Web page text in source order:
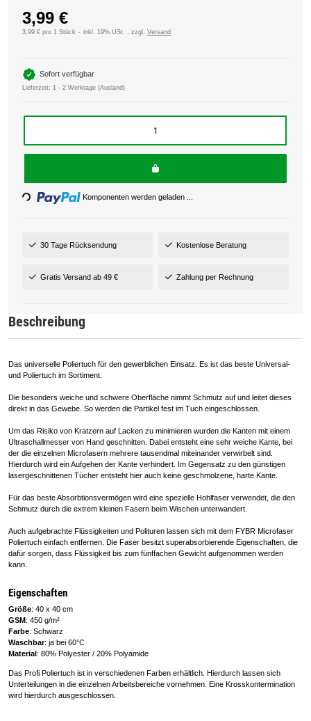
3,99 €
3,99 € pro 1 Stück inkl. 19% USt. , zzgl. Versand
Sofort verfügbar
Lieferzeit: 1 - 2 Werktage (Ausland)
Loading... Komponenten werden geladen ...
30 Tage Rücksendung Kostenlose Beratung
Gratis Versand ab 49 € Zahlung per Rechnung
Beschreibung
Das universelle Poliertuch für den gewerblichen Einsatz. Es ist das beste Universal-
und Poliertuch im Sortiment.
Die besonders weiche und schwere Oberfläche nimmt Schmutz auf und leitet dieses
direkt in das Gewebe. So werden die Partikel fest im Tuch eingeschlossen.
Um das Risiko von Kratzern auf Lacken zu minimieren wurden die Kanten mit einem
Ultraschallmesser von Hand geschnitten. Dabei entsteht eine sehr weiche Kante, bei
der die einzelnen Microfasern mehrere tausendmal miteinander verwirbelt sind.
Hierdurch wird ein Aufgehen der Kante verhindert. Im Gegensatz zu den günstigen
lasergeschnittenen Tücher entsteht hier auch keine geschmolzene, harte Kante.
Für das beste Absorbtionsvermögen wird eine spezielle Hohlfaser verwendet, die den
Schmutz durch die extrem kleinen Fasern beim Wischen unterwandert.
Auch aufgebrachte Flüssigkeiten und Polituren lassen sich mit dem FYBR Microfaser
Poliertuch einfach entfernen. Die Faser besitzt superabsorbierende Eigenschaften, die
dafür sorgen, dass Flüssigkeit bis zum fünffachen Gewicht aufgenommen werden
kann.
Eigenschaften
Größe: 40 x 40 cm
GSM: 450 g/m²
Farbe: Schwarz
Waschbar: ja bei 60°C
Material: 80% Polyester / 20% Polyamide
Das Profi Poliertuch ist in verschiedenen Farben erhältlich. Hierdurch lassen sich
Unterteilungen in die einzelnen Arbeitsbereiche vornehmen. Eine Krosskontermination
wird hierdurch ausgeschlossen.